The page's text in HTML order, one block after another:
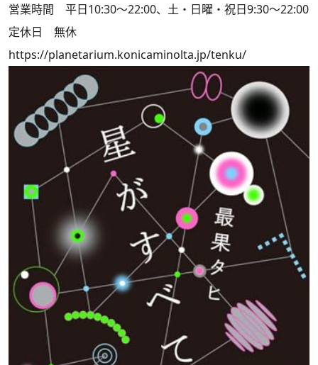
営業時間 平日10:30～22:00、土・日曜・祝日9:30～22:00
定休日 無休
https://planetarium.konicaminolta.jp/tenku/